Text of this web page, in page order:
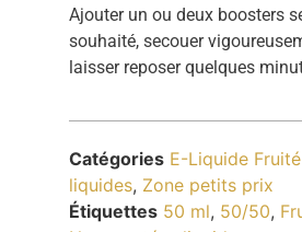
Ajouter un ou deux boosters
souhaité, secouer
laisser reposer quelques
Catégories E-Liquide
liquides, Zone petits prix
Étiquettes 50 ml, 50/50,